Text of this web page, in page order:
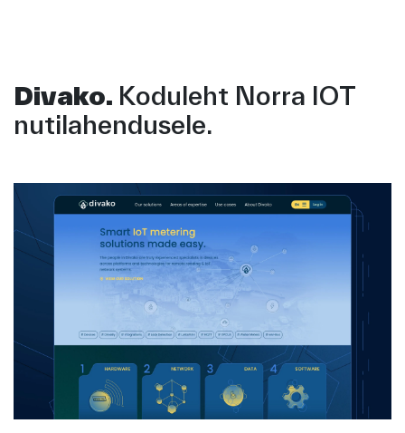
Divako. Koduleht Norra IOT
nutilahendusele.